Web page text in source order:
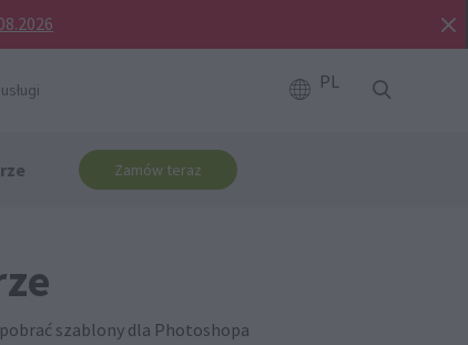
PL
Zamów teraz
szablony dla Photoshopa